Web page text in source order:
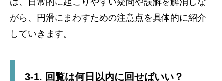
がら、円滑にまわすための注意点を具体的に紹介
していきます。
3-1. 回覧は何日以内に回せばいい？